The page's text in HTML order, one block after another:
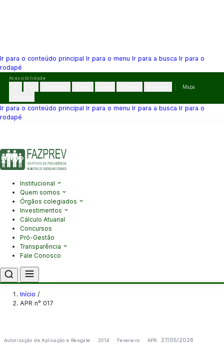
Ir para o conteúdo principal Ir para o menu Ir para a busca Ir para o
rodapé
Pular
conteúdo
Acessibilidade
Mapa
Ir para o conteúdo principal Ir para o menu Ir para a busca Ir para o
rodapé
Institucional
Quem somos
Órgãos colegiados
Investimentos
Cálculo Atuarial
Concursos
Pró-Gestão
Transparência
Fale Conosco
Início /
APR nº 017
Autorização de Aplicação e Resgate 2014 Fevereiro APR 27/05/2026